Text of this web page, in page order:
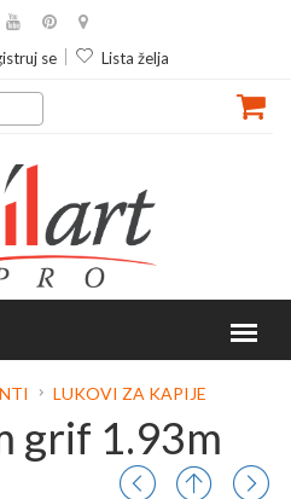
se Lista želja
LUKOVI ZA KAPIJE
grif 1.93m